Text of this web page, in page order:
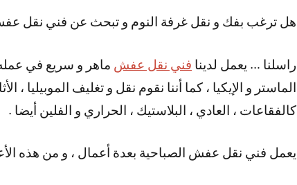
هل ترغب بفك و نقل غرفة النوم و تبحث عن فني نقل
راسلنا … يعمل لدينا فني نقل عفش ماهر و سريع في
الماستر و الإيكيا ، كما أننا نقوم نقل و تغليف
كالفقاعات ، العادي ، البلاستيك ، الحراري و الفلين أيضا .
يعمل فني نقل عفش الصباحية بعدة أعمال ، و من هذه